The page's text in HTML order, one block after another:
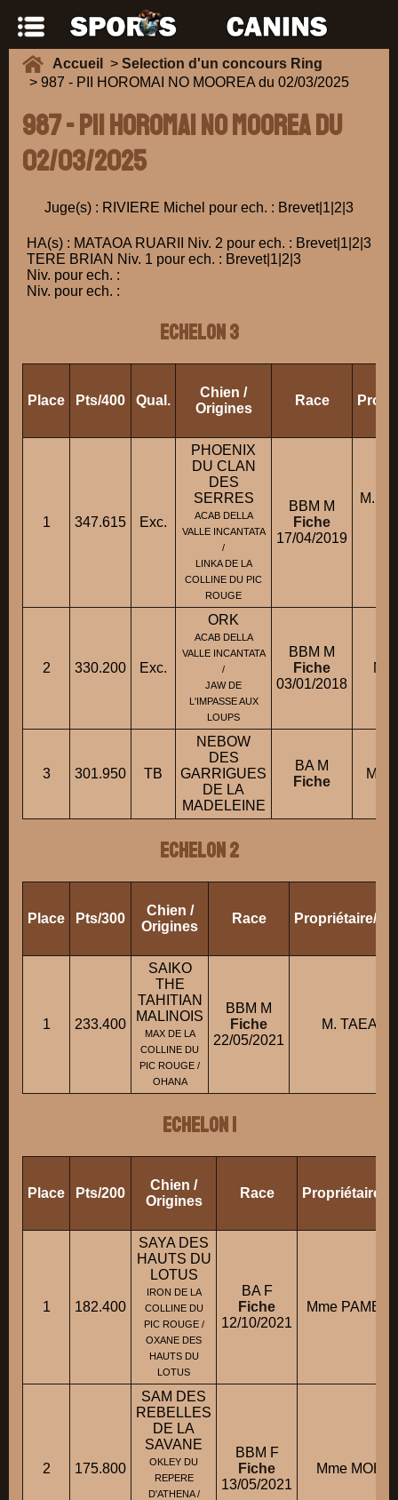
Accueil > Selection d'un concours Ring
> 987 - PII HOROMAI NO MOOREA du 02/03/2025
987 - PII HOROMAI NO MOOREA du
02/03/2025
Juge(s) : RIVIERE Michel pour ech. : Brevet|1|2|3
HA(s) : MATAOA RUARII Niv. 2 pour ech. : Brevet|1|2|3
TERE BRIAN Niv. 1 pour ech. : Brevet|1|2|3
Niv. pour ech. :
Niv. pour ech. :
ECHELON 3
Place Pts/400 Qual.
Chien /
Origines
Race
1 347.615 Exc.
PHOENIX
DU CLAN
DES
SERRES
ACAB DELLA
VALLE INCANTATA
/
LINKA DE LA
COLLINE DU PIC
ROUGE
BBM M
Fiche
17/04/2019
M.
2 330.200 Exc.
ORK
ACAB DELLA
VALLE INCANTATA
/
JAW DE
L'IMPASSE AUX
LOUPS
BBM M
Fiche
03/01/2018
M.
3 301.950 TB
NEBOW
DES
GARRIGUES
DE LA
MADELEINE
BA M
Fiche
M.
ECHELON 2
Place Pts/300
Chien /
Origines
Race Propriétaire/
1 233.400
SAIKO
THE
TAHITIAN
MALINOIS
MAX DE LA
COLLINE DU
PIC ROUGE /
OHANA
BBM M
Fiche
22/05/2021
M. TAEAE
ECHELON 1
Place Pts/200
Chien /
Origines
Race Propriétaire/
1 182.400
SAYA DES
HAUTS DU
LOTUS
IRON DE LA
COLLINE DU
PIC ROUGE /
OXANE DES
HAUTS DU
LOTUS
BA F
Fiche
12/10/2021
Mme
2 175.800
SAM DES
REBELLES
DE LA
SAVANE
OKLEY DU
REPERE
D'ATHENA /
BBM F
Fiche
13/05/2021
Mme MOHI